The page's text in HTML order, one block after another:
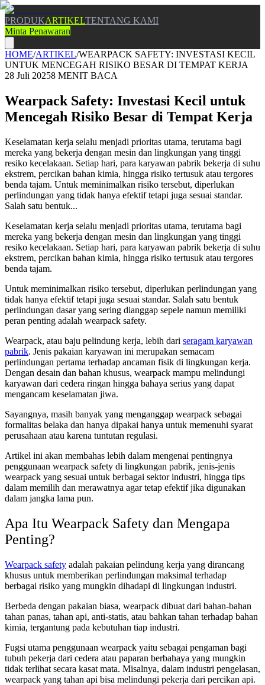
PRODUKARTIKELTENTANG KAMI
Minta Penawaran
HOME/ARTIKEL/WEARPACK SAFETY: INVESTASI KECIL
UNTUK MENCEGAH RISIKO BESAR DI TEMPAT KERJA
28 Juli 20258 MENIT BACA
Wearpack Safety: Investasi Kecil untuk
Mencegah Risiko Besar di Tempat Kerja
Keselamatan kerja selalu menjadi prioritas utama, terutama bagi
mereka yang bekerja dengan mesin dan lingkungan yang tinggi
resiko kecelakaan. Setiap hari, para karyawan pabrik bekerja di suhu
ekstrem, percikan bahan kimia, hingga risiko tertusuk atau tergores
benda tajam. Untuk meminimalkan risiko tersebut, diperlukan
perlindungan yang tidak hanya efektif tetapi juga sesuai standar.
Salah satu bentuk...
Keselamatan kerja selalu menjadi prioritas utama, terutama bagi
mereka yang bekerja dengan mesin dan lingkungan yang tinggi
resiko kecelakaan. Setiap hari, para karyawan pabrik bekerja di suhu
ekstrem, percikan bahan kimia, hingga risiko tertusuk atau tergores
benda tajam.
Untuk meminimalkan risiko tersebut, diperlukan perlindungan yang
tidak hanya efektif tetapi juga sesuai standar. Salah satu bentuk
perlindungan dasar yang sering dianggap sepele namun memiliki
peran penting adalah wearpack safety.
Wearpack, atau baju pelindung kerja, lebih dari seragam karyawan
pabrik. Jenis pakaian karyawan ini merupakan semacam
perlindungan pertama terhadap ancaman fisik di lingkungan kerja.
Dengan desain dan bahan khusus, wearpack mampu melindungi
karyawan dari cedera ringan hingga bahaya serius yang dapat
mengancam keselamatan jiwa.
Sayangnya, masih banyak yang menganggap wearpack sebagai
formalitas belaka dan hanya dipakai hanya untuk memenuhi syarat
perusahaan atau karena tuntutan regulasi.
Artikel ini akan membahas lebih dalam mengenai pentingnya
penggunaan wearpack safety di lingkungan pabrik, jenis-jenis
wearpack yang sesuai untuk berbagai sektor industri, hingga tips
dalam memilih dan merawatnya agar tetap efektif jika digunakan
dalam jangka lama pun.
Apa Itu Wearpack Safety dan Mengapa
Penting?
Wearpack safety adalah pakaian pelindung kerja yang dirancang
khusus untuk memberikan perlindungan maksimal terhadap
berbagai risiko yang mungkin dihadapi di lingkungan industri.
Berbeda dengan pakaian biasa, wearpack dibuat dari bahan-bahan
tahan panas, tahan api, anti-statis, atau bahkan tahan terhadap bahan
kimia, tergantung pada kebutuhan tiap industri.
Fugsi utama penggunaan wearpack yaitu sebagai pengaman bagi
tubuh pekerja dari cedera atau paparan berbahaya yang mungkin
tidak terlihat secara kasat mata. Misalnya, dalam industri pengelasan,
wearpack yang tahan api bisa melindungi pekerja dari percikan api.